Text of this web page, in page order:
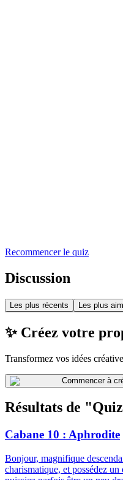
Recommencer le quiz
Discussion
Les plus récents Les plus
✨ Créez votre
Transformez vos idées
Commencer à
Résultats de
Cabane 10 : Aphrodite
Bonjour, magnifique
charismatique, et possédez